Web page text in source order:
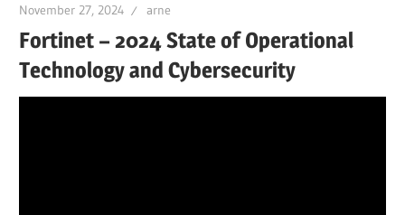
November 27, 2024 arne
Fortinet – 2024 State of Operational
Technology and Cybersecurity